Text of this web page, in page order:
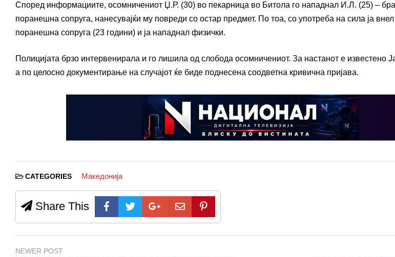
Според информациите, осомничениот Џ.Р. (30) во пекарница во Битола го нападнал И.Л. (25) –
поранешна сопруга, нанесувајќи му повреди со остар предмет. По тоа, со употреба на сила ја внел
поранешна сопруга (23 години) и ја нападнал физички.
Полицијата брзо интервенирала и го лишила од слобода осомничениот. За настанот е известено
а по целосно документирање на случајот ќе биде поднесена соодветна кривична пријава.
CATEGORIES Македонија
Share This
NEWER POST